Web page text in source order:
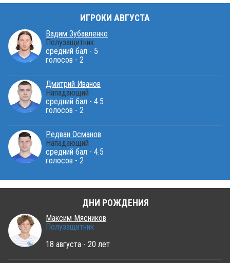
ИГРОКИ АВГУСТА
Вадим Зубавленко
Полузащитник
средний бал - 5
голосов - 2
Дмитрий Иванов
Нападающий
средний бал - 4.5
голосов - 2
Редван Османов
Нападающий
средний бал - 4.5
голосов - 2
ДНИ РОЖДЕНИЯ
Максим Мясников
Полузащитник
18 августа - 20 лет